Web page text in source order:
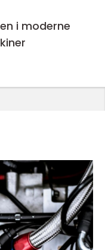
i moderne